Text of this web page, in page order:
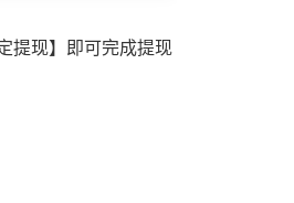
提现】即可完成提现